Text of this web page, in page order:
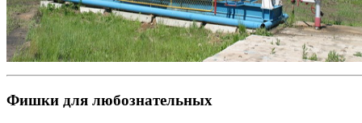
Фишки для любознательных